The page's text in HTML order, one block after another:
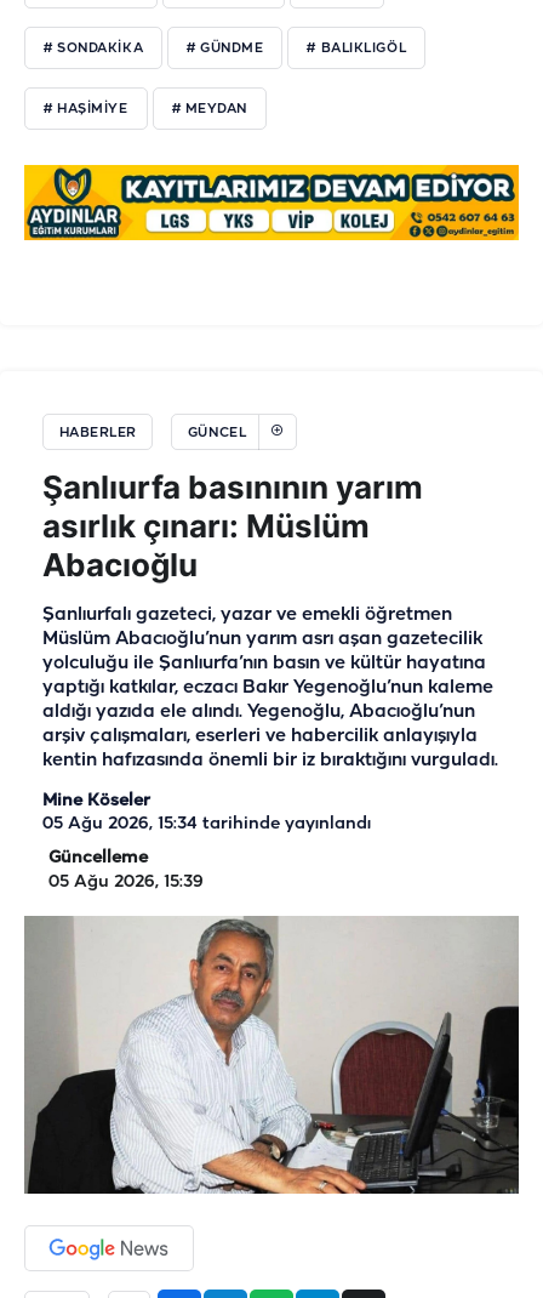
# SONDAKIKA # GÜNDME # BALIKLIGÖL
# HAŞIMIYE # MEYDAN
HABERLER GÜNCEL
Şanlıurfa basınının yarım
asırlık çınarı: Müslüm
Abacıoğlu
Şanlıurfalı gazeteci, yazar ve emekli öğretmen
Müslüm Abacıoğlu’nun yarım asrı aşan gazetecilik
yolculuğu ile Şanlıurfa’nın basın ve kültür hayatına
yaptığı katkılar, eczacı Bakır Yegenoğlu’nun kaleme
aldığı yazıda ele alındı. Yegenoğlu, Abacıoğlu’nun
arşiv çalışmaları, eserleri ve habercilik anlayışıyla
kentin hafızasında önemli bir iz bıraktığını vurguladı.
Mine Köseler
05 Ağu 2026, 15:34 tarihinde yayınlandı
Güncelleme
05 Ağu 2026, 15:39